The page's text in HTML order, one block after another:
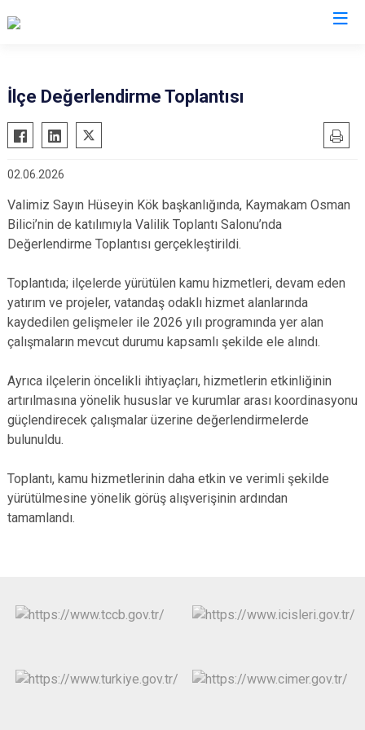
Acıgöl
Avanos
Derinkuyu
Gülşehir
Hacıbektaş
Kozaklı
Ürgüp
İlçe Değerlendirme Toplantısı
02.06.2026
Valimiz Sayın Hüseyin Kök başkanlığında, Kaymakam Osman
Bilici’nin de katılımıyla Valilik Toplantı Salonu’nda
Değerlendirme Toplantısı gerçekleştirildi.
Toplantıda; ilçelerde yürütülen kamu hizmetleri, devam eden
yatırım ve projeler, vatandaş odaklı hizmet alanlarında
kaydedilen gelişmeler ile 2026 yılı programında yer alan
çalışmaların mevcut durumu kapsamlı şekilde ele alındı.
Ayrıca ilçelerin öncelikli ihtiyaçları, hizmetlerin etkinliğinin
artırılmasına yönelik hususlar ve kurumlar arası koordinasyonu
güçlendirecek çalışmalar üzerine değerlendirmelerde
bulunuldu.
Toplantı, kamu hizmetlerinin daha etkin ve verimli şekilde
yürütülmesine yönelik görüş alışverişinin ardından
tamamlandı.